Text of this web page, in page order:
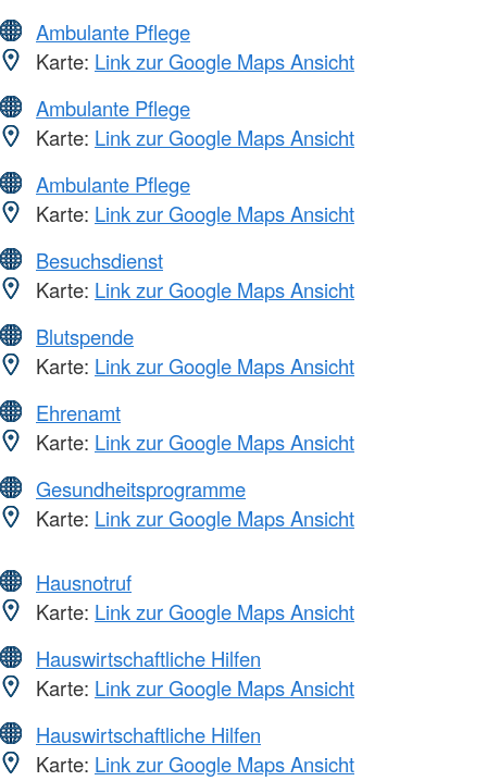
Ambulante Pflege
Karte: Link zur Google Maps Ansicht
Ambulante Pflege
Karte: Link zur Google Maps Ansicht
Ambulante Pflege
Karte: Link zur Google Maps Ansicht
Besuchsdienst
Karte: Link zur Google Maps Ansicht
Blutspende
Karte: Link zur Google Maps Ansicht
Ehrenamt
Karte: Link zur Google Maps Ansicht
Gesundheitsprogramme
Karte: Link zur Google Maps Ansicht
Hausnotruf
Karte: Link zur Google Maps Ansicht
Hauswirtschaftliche Hilfen
Karte: Link zur Google Maps Ansicht
Hauswirtschaftliche Hilfen
Karte: Link zur Google Maps Ansicht